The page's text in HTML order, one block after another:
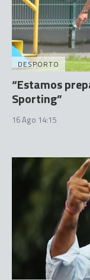
DESPORTO
“Estamos
Sporting”
16 Ago 14:15